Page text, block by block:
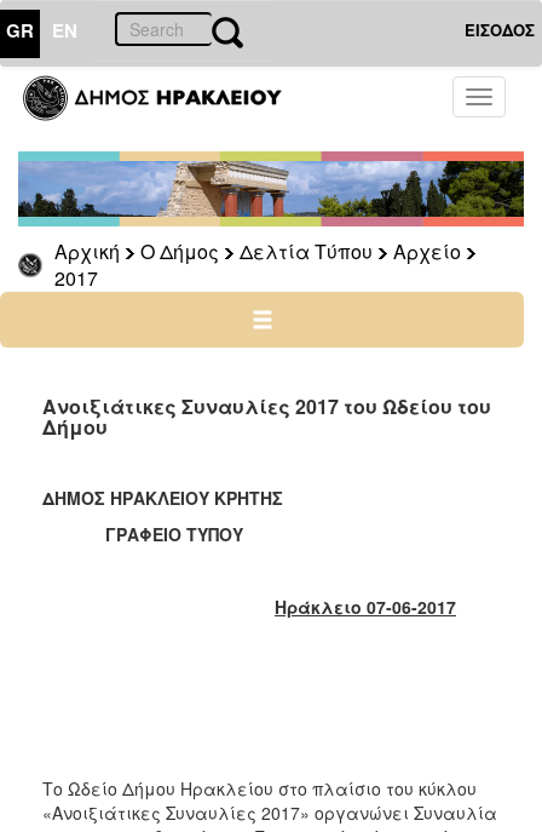
GR EN ΕΙΣΟΔΟΣ
Toggle
Αρχική Ο Δήμος Δελτία Τύπου
Αρχείο
2017
ΔΗΜΟΣ
Δελτία
Τύπου
Αρχείο
2026
2025
2022
2021
2019
2018
2010
Ανοιξιάτικες Συναυλίες 2017 του Ωδείου του
Δήμου
ΔΗΜΟΣ ΗΡΑΚΛΕΙΟΥ ΚΡΗΤΗΣ
ΓΡΑΦΕΙΟ ΤΥΠΟΥ
Ηράκλειο 07-06-2017
Το Ωδείο Δήμου Ηρακλείου στο πλαίσιο του κύκλου
«Ανοιξιάτικες Συναυλίες 2017» οργανώνει Συναυλία